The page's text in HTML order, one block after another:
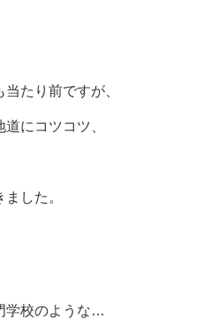
たり前ですが、
にコツコツ、
した。
学校のような…